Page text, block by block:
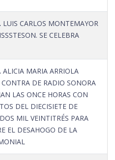
LUIS CARLOS MONTEMAYOR
SE CELEBRA
ALICIA MARIA ARRIOLA
DE RADIO SONORA
LAS ONCE HORAS CON
DEL DIECISIETE DE
MIL VEINTITRÉS PARA
EL DESAHOGO DE LA